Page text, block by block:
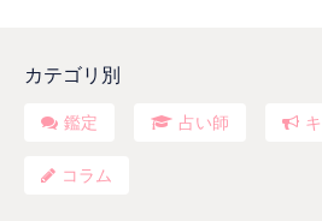
カテゴリ別
鑑定 占い師
コラム